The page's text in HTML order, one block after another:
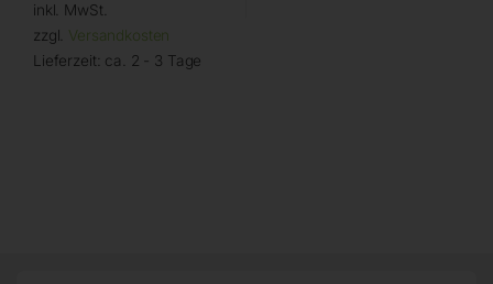
inkl. MwSt.
zzgl. Versandkosten
Lieferzeit: ca. 2 - 3 Tage